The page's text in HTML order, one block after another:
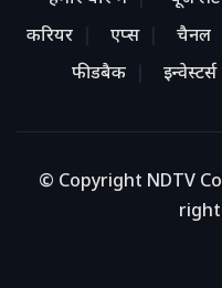
करियर
एप्स चैनल
फीडबैक
इन्वेस्टर्स
© Copyright NDTV